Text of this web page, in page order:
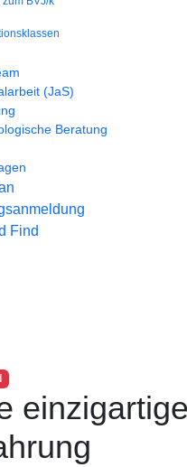
(JaS)
Beratung
Find
einzigartige